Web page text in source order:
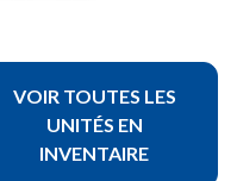
VOIR TOUTES LES
UNITÉS EN
INVENTAIRE